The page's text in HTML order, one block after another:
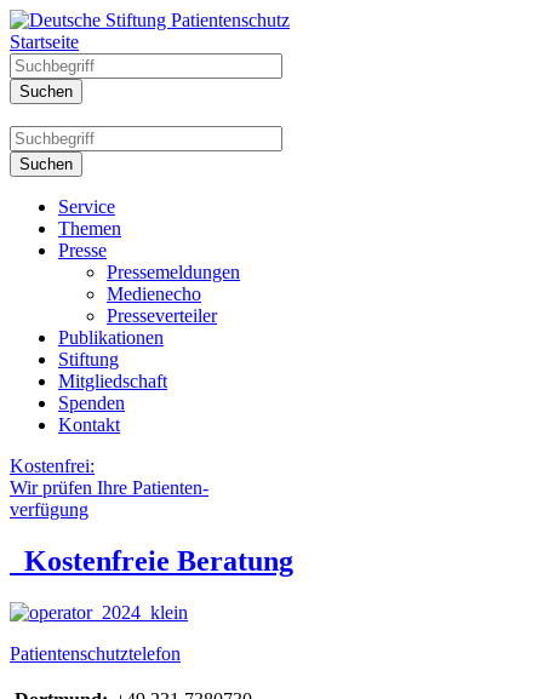
Startseite
Service
Themen
Presse
Pressemeldungen
Medienecho
Presseverteiler
Publikationen
Stiftung
Mitgliedschaft
Spenden
Kontakt
Kostenfrei:
Wir prüfen Ihre Patienten-
verfügung
Kostenfreie Beratung
Patientenschutztelefon